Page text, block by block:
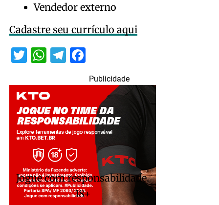
Vendedor externo
Cadastre seu currículo aqui
Twitter
WhatsApp
Telegram
Facebook
Publicidade
Jogue com responsabilidade.
18+